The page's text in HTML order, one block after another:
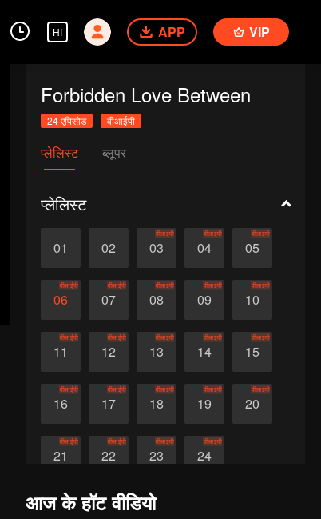
HI APP VIP
Forbidden Love Between
24 एपिसोड वीआईपी
प्लेलिस्ट ब्लूपर
प्लेलिस्ट
01 02 03
वीआईपी
04
वीआईपी
05
वीआईपी
06
वीआईपी
07
वीआईपी
08
वीआईपी
09
वीआईपी
10
वीआईपी
11
वीआईपी
12
वीआईपी
13
वीआईपी
14
वीआईपी
15
वीआईपी
16
वीआईपी
17
वीआईपी
18
वीआईपी
19
वीआईपी
20
वीआईपी
21
वीआईपी
22
वीआईपी
23
वीआईपी
24
वीआईपी
आज के हॉट वीडियो